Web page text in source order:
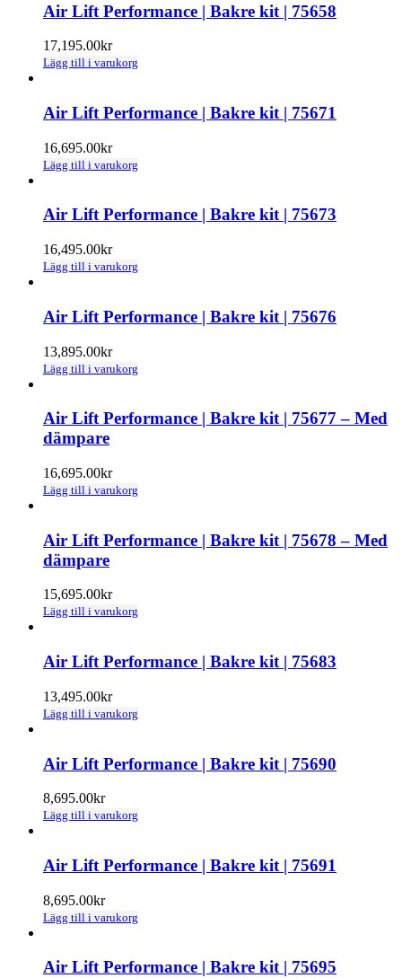
Air Lift Performance | Bakre kit | 75658
17,195.00kr
Lägg till i varukorg
Air Lift Performance | Bakre kit | 75671
16,695.00kr
Lägg till i varukorg
Air Lift Performance | Bakre kit | 75673
16,495.00kr
Lägg till i varukorg
Air Lift Performance | Bakre kit | 75676
13,895.00kr
Lägg till i varukorg
Air Lift Performance | Bakre kit | 75677 – Med
dämpare
16,695.00kr
Lägg till i varukorg
Air Lift Performance | Bakre kit | 75678 – Med
dämpare
15,695.00kr
Lägg till i varukorg
Air Lift Performance | Bakre kit | 75683
13,495.00kr
Lägg till i varukorg
Air Lift Performance | Bakre kit | 75690
8,695.00kr
Lägg till i varukorg
Air Lift Performance | Bakre kit | 75691
8,695.00kr
Lägg till i varukorg
Air Lift Performance | Bakre kit | 75695